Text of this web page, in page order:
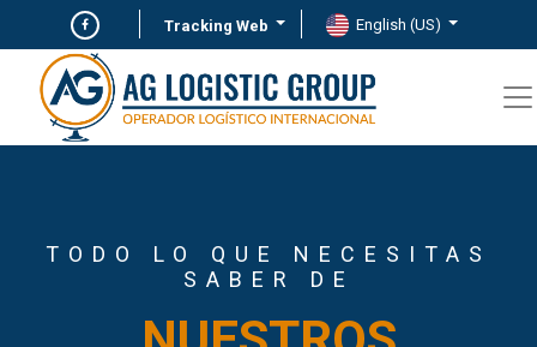
Tracking Web English (US)
TODO LO QUE NECESITAS
SABER DE